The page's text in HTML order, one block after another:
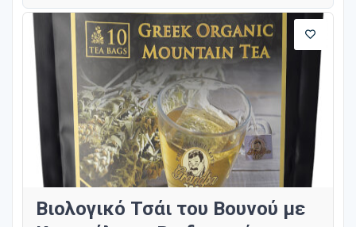
Βιολογικό Τσάι του Βουνού με